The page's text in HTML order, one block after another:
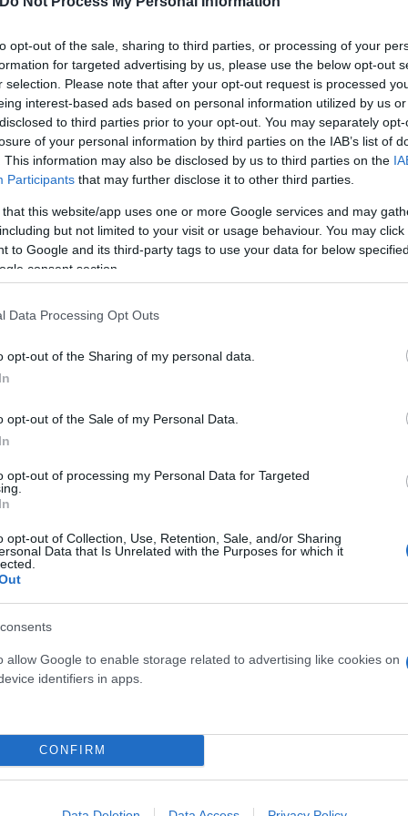
opt-out of the sale, sharing to third parties, or processing of your
for targeted advertising by us, please use the below opt-out
selection. Please note that after your opt-out request is processed
interest-based ads based on personal information utilized by us
to third parties prior to your opt-out. You may separately
of your personal information by third parties on the IAB’s list of
This information may also be disclosed by us to third parties on the
Participants that may further disclose it to other third parties.
that this website/app uses one or more Google services and may
but not limited to your visit or usage behaviour. You may
to Google and its third-party tags to use your data for below
consent section.
Data Processing Opt Outs
opt-out of the Sharing of my personal data.
opt-out of the Sale of my Personal Data.
opt-out of processing my Personal Data for Targeted
opt-out of Collection, Use, Retention, Sale, and/or Sharing
Data that Is Unrelated with the Purposes for which it
allow Google to enable storage related to advertising like cookies on
identifiers in apps.
CONFIRM
συγκλίσεων απέναντι στη γαλάζια παράταξη.
σαφές ότι το πρόβλημα των αυτοδιοικητικών
ότι οι απόψεις Αποστολάκη είναι
Στο ίδιο μήκος κύματος, υπενθυμίζουν
τις προθέσεις του κόμματος ενόψει της
ότι η στήριξη προοδευτικών υποψηφίων στο
Εκλογές